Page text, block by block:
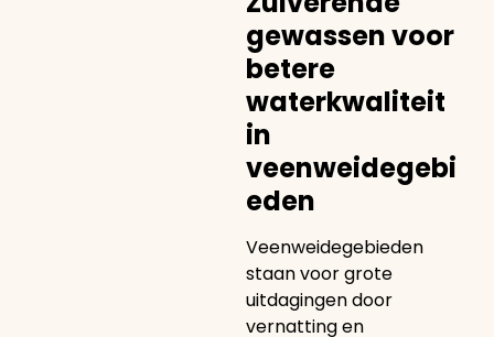
gewassen voor
betere
waterkwaliteit
in
veenweidegebi
eden
Veenweidegebieden
staan voor grote
uitdagingen door
vernatting en